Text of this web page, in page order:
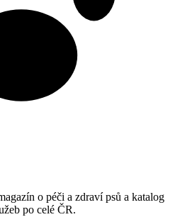
o péči a zdraví psů a katalog
po celé ČR.